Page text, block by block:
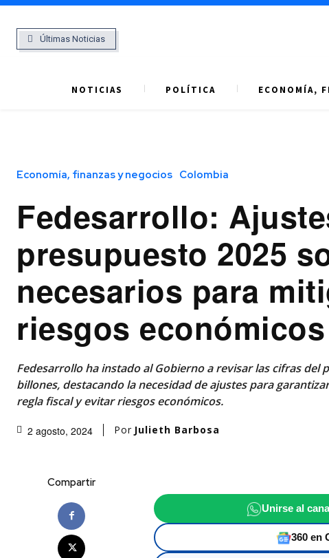
Últimas Noticias
NOTICIAS POLÍTICA ECONOMÍA,
Economía, finanzas y negocios Colombia
Fedesarrollo:
presupuesto 2025
necesarios para
riesgos económicos
Fedesarrollo ha instado al Gobierno a revisar las cifras del
billones, destacando la necesidad de ajustes para
regla fiscal y evitar riesgos económicos.
2 agosto, 2024 Por Julieth Barbosa
Compartir
Unirse al
360 en